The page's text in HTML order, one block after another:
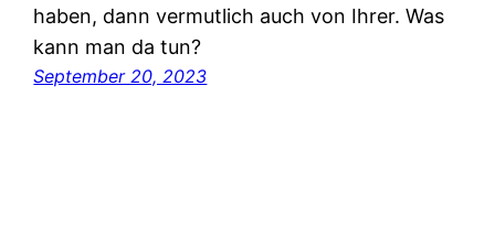
haben, dann vermutlich auch von Ihrer. Was
kann man da tun?
September 20, 2023